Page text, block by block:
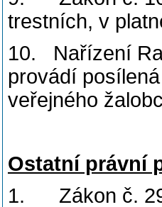
trestních, v
10. Nařízení
provádí
veřejného
Ostatní právní
1. Zákon č.